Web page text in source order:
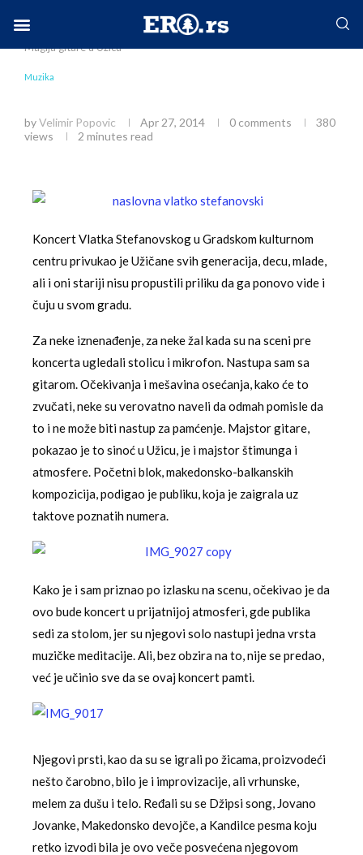
Home Muzika
Vlatko Stefanovski:
Magija gitare u Užicu
Muzika
byVelimir Popovic Apr 27, 2014 0 comments
380
views
2 minutes read
Koncert Vlatka Stefanovskog u Gradskom kulturnom
centru privukao je Užičane svih generacija, decu, mlade,
ali i oni stariji nisu propustili priliku da ga ponovo vide i
čuju u svom gradu.
Za neke iznenađenje, za neke žal kada su na sceni pre
koncerta ugledali stolicu i mikrofon. Nastupa sam sa
gitarom. Očekivanja i mešavina osećanja, kako će to
zvučati, neke su verovatno naveli da odmah pomisle da
to i ne može biti nastup za pamćenje. Majstor gitare,
pokazao je to sinoć u Užicu, je i majstor štimunga i
atmosfere. Početni blok, makedonsko-balkanskih
kompozicija, podigao je publiku, koja je zaigrala uz
taktove poznatih numera.
Kako je i sam priznao po izlasku na scenu, očekivao je da
ovo bude koncert u prijatnijoj atmosferi, gde publika
sedi za stolom, jer su njegovi solo nastupi jedna vrsta
muzičke meditacije. Ali, bez obzira na to, nije se predao,
već je učinio sve da se ovaj koncert pamti.
Njegovi prsti, kao da su se igrali po žicama, proizvodeći
nešto čarobno, bilo je i improvizacije, ali vrhunske,
melem za dušu i telo. Ređali su se Džipsi song, Jovano
Jovanke, Makedonsko devojče, a Kandilce pesma koju
retko izvodi bila je ovo veče posvećena njegovom